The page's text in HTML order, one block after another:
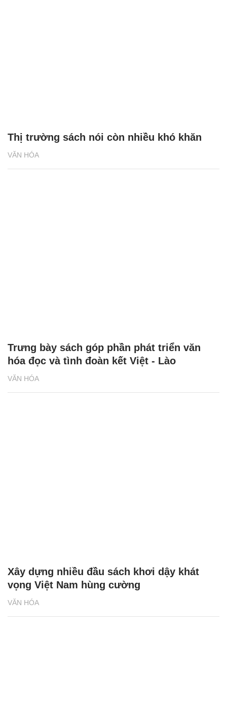
VĂN HÓA
Thị trường sách nói còn nhiều khó khăn
VĂN HÓA
Trưng bày sách góp phần phát triển văn
hóa đọc và tình đoàn kết Việt - Lào
VĂN HÓA
Xây dựng nhiều đầu sách khơi dậy khát
vọng Việt Nam hùng cường